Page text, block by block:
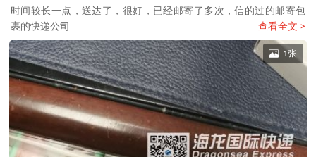
时间较长一点，送达了，很好，已经邮寄了多次，信的过的邮寄包
裹的快递公司
查看全文 >
1张